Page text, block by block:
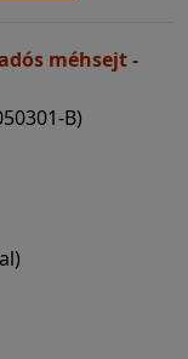
méhsejt -
B)